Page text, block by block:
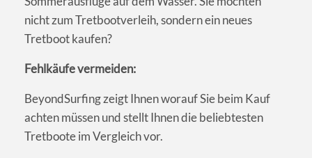
nicht zum Tretbootverleih, sondern ein neues
Tretboot kaufen?
Fehlkäufe vermeiden:
BeyondSurfing zeigt Ihnen worauf Sie beim Kauf
achten müssen und stellt Ihnen die beliebtesten
Tretboote im Vergleich vor.